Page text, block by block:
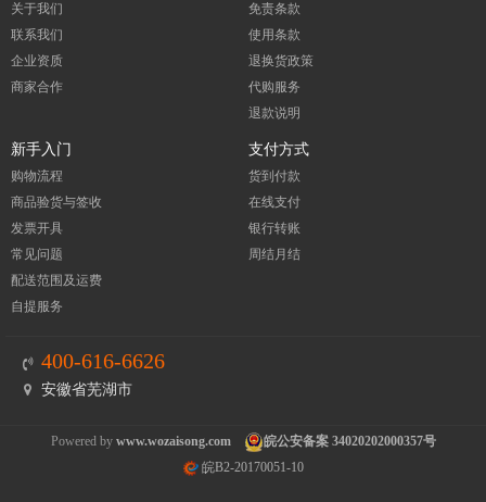
关于我们
联系我们
企业资质
商家合作
免责条款
使用条款
退换货政策
代购服务
退款说明
新手入门
购物流程
商品验货与签收
发票开具
常见问题
配送范围及运费
自提服务
支付方式
货到付款
在线支付
银行转账
周结月结
400-616-6626
安徽省芜湖市
Powered by www.wozaisong.com
皖公安备案 34020202000357号
皖B2-20170051-10